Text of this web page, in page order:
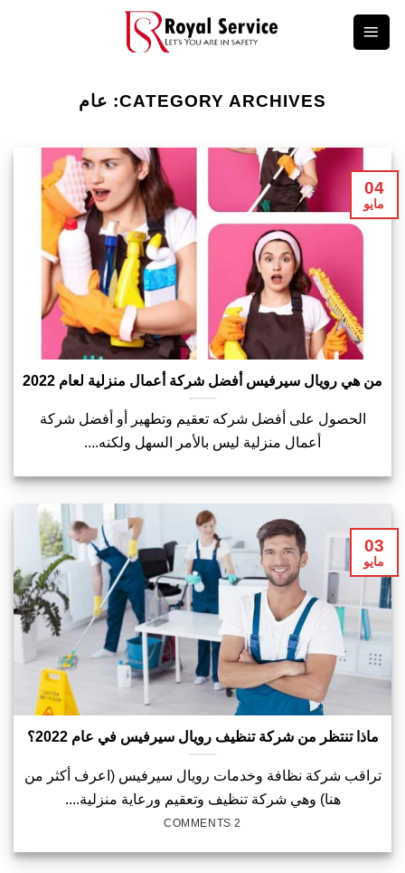
Skip
CATEGORY ARCHIVES:
عام
من هي رويال سيرفيس أفضل شركة أعمال منزلية لعام 2022
الحصول على أفضل شركه تعقيم وتطهير أو أفضل شركة
أعمال منزلية ليس بالأمر السهل ولكنه....
04
مايو
ماذا تنتظر من شركة تنظيف رويال سيرفيس في عام 2022؟
تراقب شركة نظافة وخدمات رويال سيرفيس (اعرف أكثر من
هنا) وهي شركة تنظيف وتعقيم ورعاية منزلية....
2 COMMENTS
03
مايو